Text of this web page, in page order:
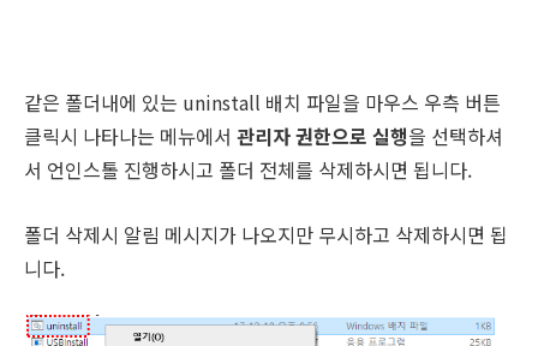
같은 폴더내에 있는 uninstall 배치 파일을 마우스 우측 버튼
클릭시 나타나는 메뉴에서 관리자 권한으로 실행을 선택하셔
서 언인스톨 진행하시고 폴더 전체를 삭제하시면 됩니다.
폴더 삭제시 알림 메시지가 나오지만 무시하고 삭제하시면 됩
니다.